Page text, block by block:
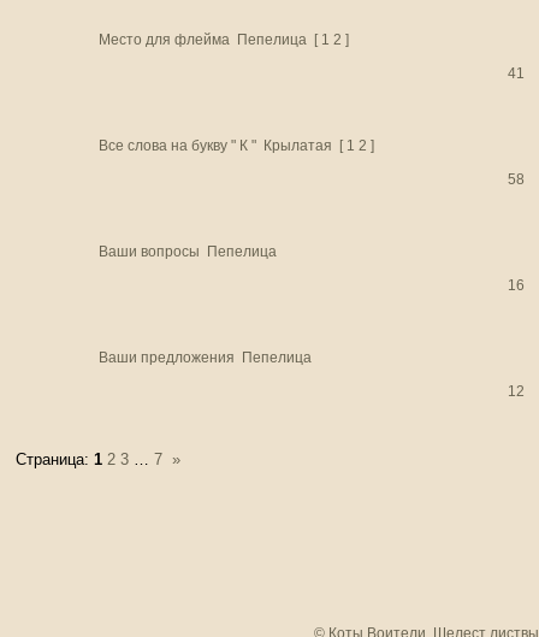
Место для флейма Пепелица [ 1 2 ]
41
Все слова на букву " К " Крылатая [ 1 2 ]
58
Ваши вопросы Пепелица
16
Ваши предложения Пепелица
12
Страница: 1 2 3 … 7 »
© Коты Воители. Шелест